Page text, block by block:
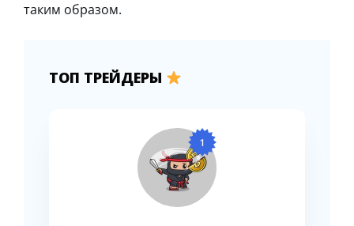
таким образом.
ТОП ТРЕЙДЕРЫ
1